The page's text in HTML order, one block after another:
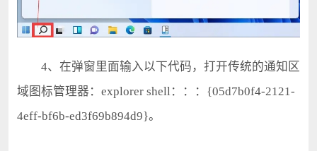
4、在弹窗里面输入以下代码，打开传统的通知区
域图标管理器：explorer shell：：：{05d7b0f4-2121-
4eff-bf6b-ed3f69b894d9}。